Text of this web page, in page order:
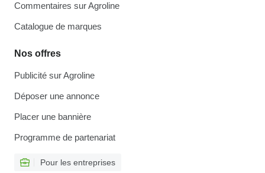
Commentaires sur Agroline
Catalogue de marques
Nos offres
Publicité sur Agroline
Déposer une annonce
Placer une bannière
Programme de partenariat
Pour les entreprises